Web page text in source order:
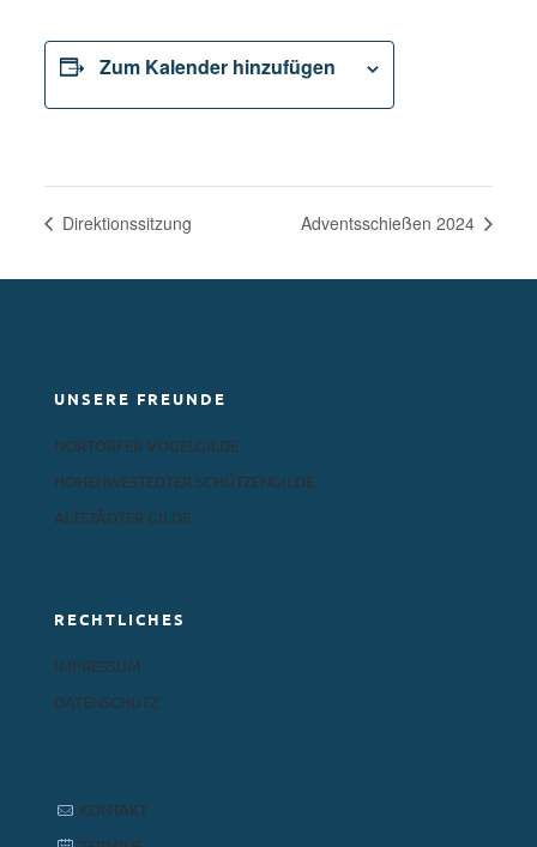
Zum Kalender hinzufügen
Direktionssitzung Adventsschießen 2024
UNSERE FREUNDE
NORTORFER VOGELGILDE
HOHENWESTEDTER SCHÜTZENGILDE
ALTSTÄDTER GILDE
RECHTLICHES
IMPRESSUM
DATENSCHUTZ
KONTAKT